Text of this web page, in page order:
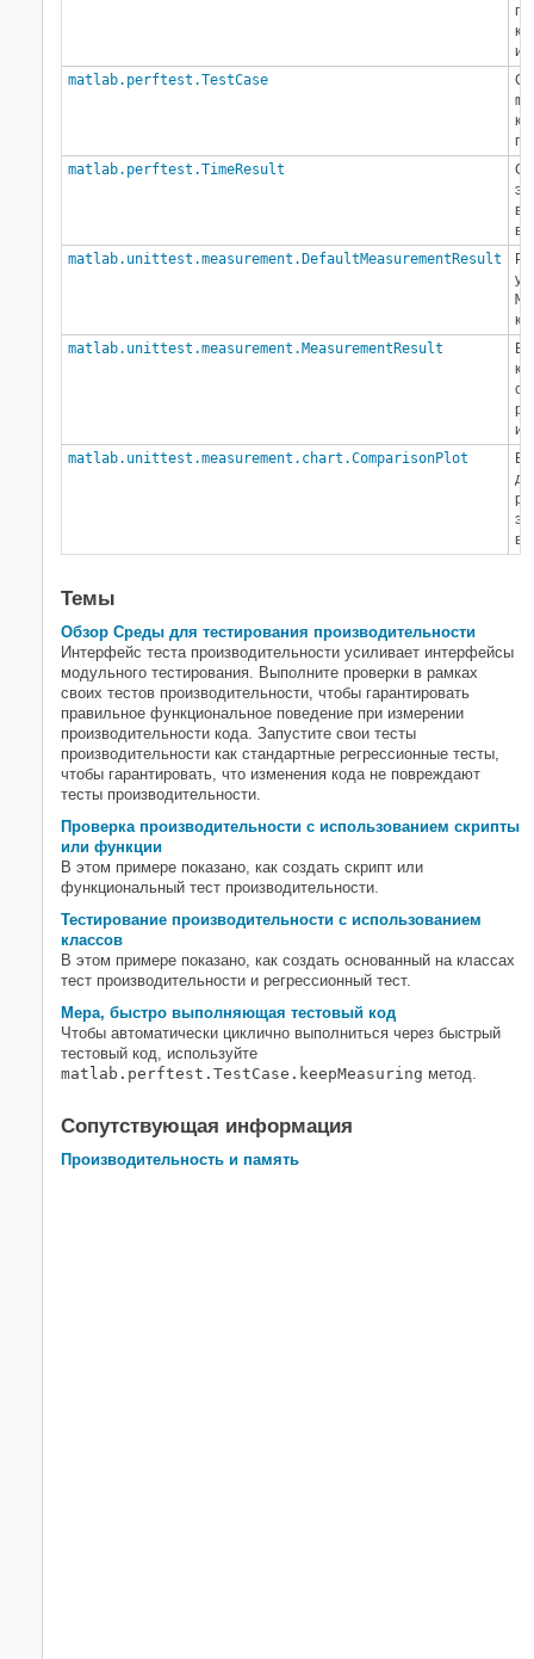
matlab.perftest.TestCase
matlab.perftest.TimeResult
matlab.unittest.measurement.DefaultMeasurementResult
matlab.unittest.measurement.MeasurementResult
matlab.unittest.measurement.chart.ComparisonPlot
Темы
Обзор Среды для тестирования производительности
Интерфейс теста производительности усиливает интерфейсы
модульного тестирования. Выполните проверки в рамках
своих тестов производительности, чтобы гарантировать
правильное функциональное поведение при измерении
производительности кода. Запустите свои тесты
производительности как стандартные регрессионные тесты,
чтобы гарантировать, что изменения кода не повреждают
тесты производительности.
Проверка производительности с использованием скрипты
или функции
В этом примере показано, как создать скрипт или
функциональный тест производительности.
Тестирование производительности с использованием
классов
В этом примере показано, как создать основанный на классах
тест производительности и регрессионный тест.
Мера, быстро выполняющая тестовый код
Чтобы автоматически циклично выполниться через быстрый
тестовый код, используйте
matlab.perftest.TestCase.keepMeasuring метод.
Сопутствующая информация
Производительность и память